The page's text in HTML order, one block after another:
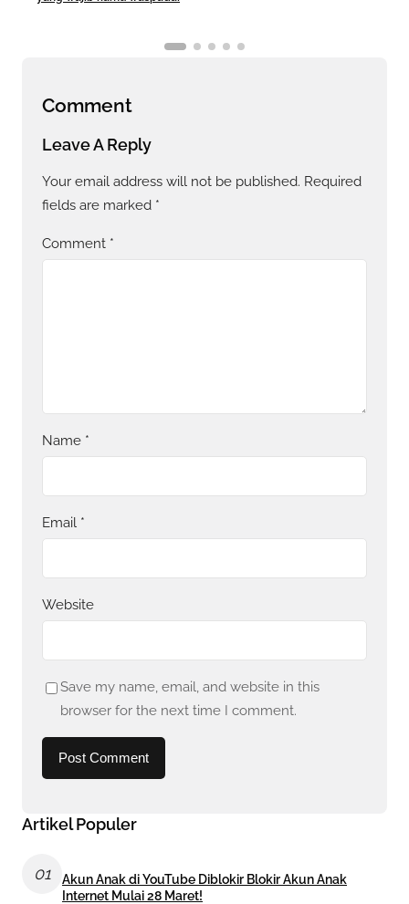
Comment
Leave A Reply
Your email address will not be published. Required
fields are marked *
Comment *
Name *
Email *
Website
Save my name, email, and website in this
browser for the next time I comment.
Artikel Populer
01
Akun Anak di YouTube Diblokir Blokir Akun Anak
Internet Mulai 28 Maret!